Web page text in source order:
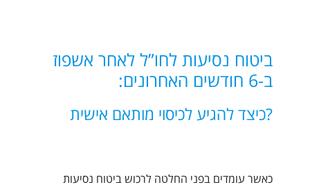
ביטוח נסיעות לחו”ל לאחר אשפוז
ב-6 חודשים האחרונים:
?כיצד להגיע לכיסוי מותאם אישית
כאשר עומדים בפני החלטה לרכוש ביטוח נסיעות